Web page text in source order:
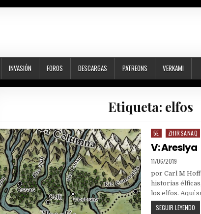
INVASIÓN FOROS DESCARGAS PATREONS VERKAMI
Etiqueta: elfos
Posted
in
5E ZHIRSANAQ
V: Areslya
PUBLISHED
DATE:
11/06/2019
por Carl M
historias
los elfos. Aquí
SEGUIR LEYENDOV: